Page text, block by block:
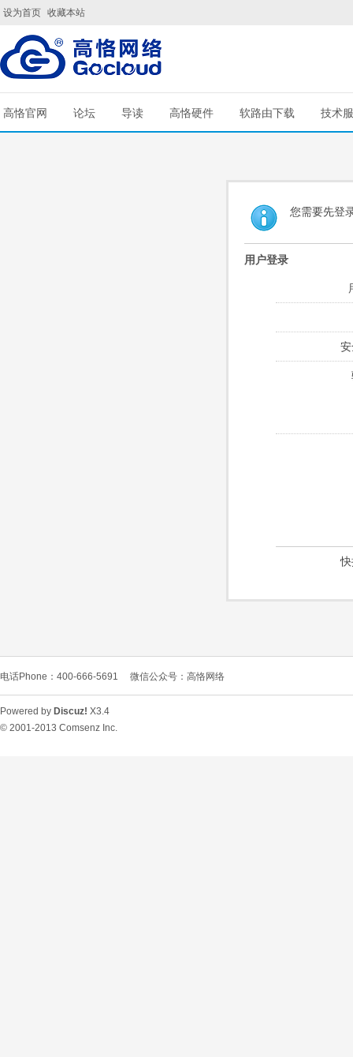
设为首页 收藏本站
高恪官网 论坛 导读 高恪硬件 软路由下载 技术
您需要先登
用户登录
电话Phone：400-666-5691 微信公众号：高恪网络
Powered by Discuz! X3.4
© 2001-2013 Comsenz Inc.